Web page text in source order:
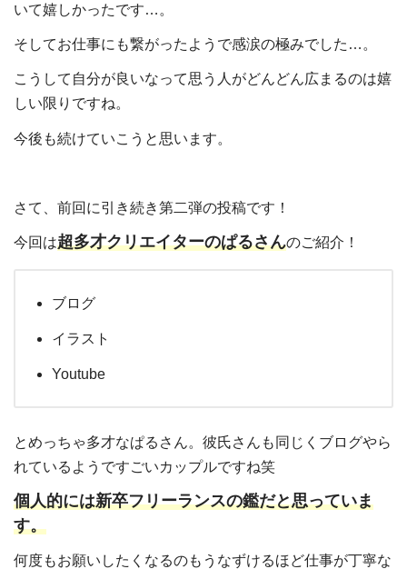
いて嬉しかったです…。
そしてお仕事にも繋がったようで感涙の極みでした…。
こうして自分が良いなって思う人がどんどん広まるのは嬉
しい限りですね。
今後も続けていこうと思います。
さて、前回に引き続き第二弾の投稿です！
今回は超多才クリエイターのぱるさんのご紹介！
ブログ
イラスト
Youtube
とめっちゃ多才なぱるさん。彼氏さんも同じくブログやら
れているようですごいカップルですね笑
個人的には新卒フリーランスの鑑だと思っていま
す。
何度もお願いしたくなるのもうなずけるほど仕事が丁寧な